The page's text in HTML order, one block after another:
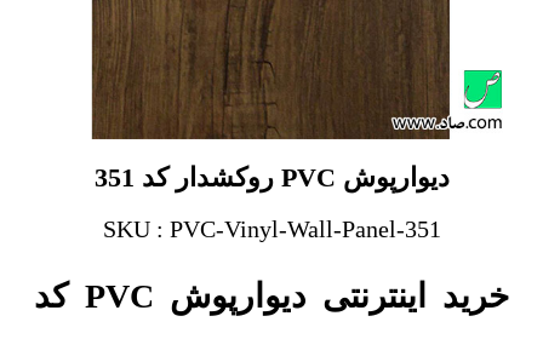
دیوارپوش PVC روکشدار کد 351
SKU : PVC-Vinyl-Wall-Panel-351
خرید اینترنتی دیوارپوش PVC کد